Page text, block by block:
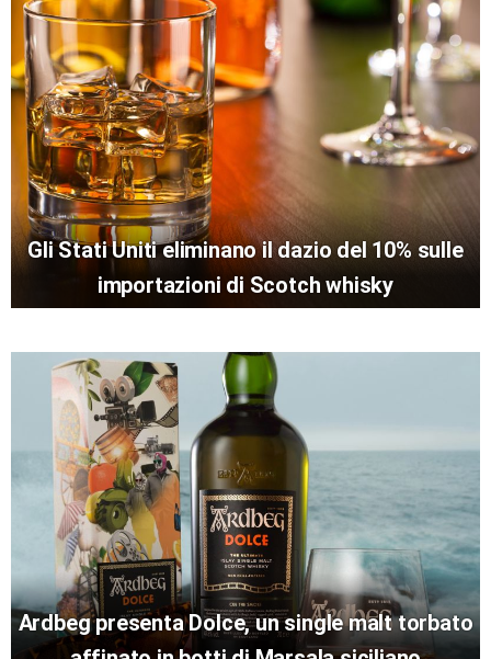
Gli Stati Uniti eliminano il dazio del 10% sulle
importazioni di Scotch whisky
Ardbeg presenta Dolce, un single malt torbato